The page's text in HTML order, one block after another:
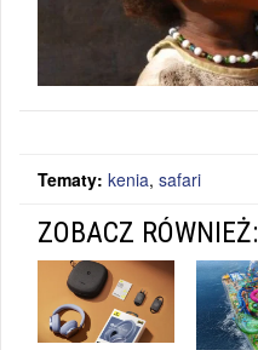
Tematy: kenia, safari
ZOBACZ RÓWNIEŻ: